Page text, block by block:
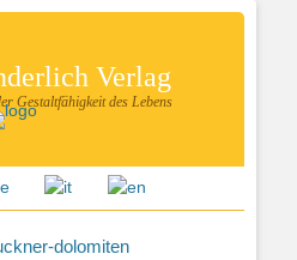
Verlag
Gestaltfähigkeit des Lebens